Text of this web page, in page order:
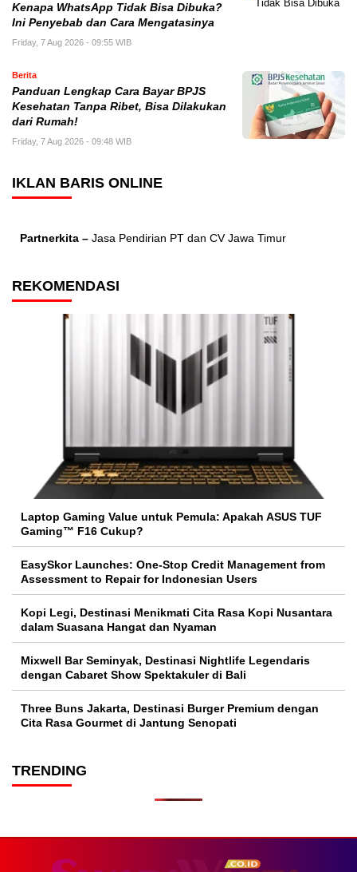
Kenapa WhatsApp Tidak Bisa Dibuka?
Ini Penyebab dan Cara Mengatasinya
Friday, 7 Aug 2026 - 09:55 WIB
Berita
Panduan Lengkap Cara Bayar BPJS
Kesehatan Tanpa Ribet, Bisa Dilakukan
dari Rumah!
Friday, 7 Aug 2026 - 09:48 WIB
IKLAN BARIS ONLINE
Partnerkita – Jasa Pendirian PT dan CV Jawa Timur
REKOMENDASI
Laptop Gaming Value untuk Pemula: Apakah ASUS TUF
Gaming™ F16 Cukup?
EasySkor Launches: One-Stop Credit Management from
Assessment to Repair for Indonesian Users
Kopi Legi, Destinasi Menikmati Cita Rasa Kopi Nusantara
dalam Suasana Hangat dan Nyaman
Mixwell Bar Seminyak, Destinasi Nightlife Legendaris
dengan Cabaret Show Spektakuler di Bali
Three Buns Jakarta, Destinasi Burger Premium dengan
Cita Rasa Gourmet di Jantung Senopati
TRENDING